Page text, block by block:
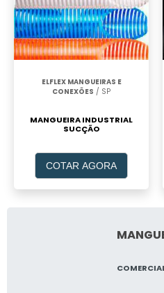
ELFLEX MANGUEIRAS E
CONEXÕES / SP
MANGUEIRA INDUSTRIAL
SUCÇÃO
COTAR AGORA